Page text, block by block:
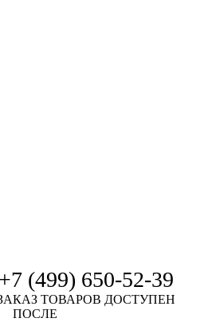
+7 (499) 650-52-39
ТОВАРОВ ДОСТУПЕН
ПОСЛЕ